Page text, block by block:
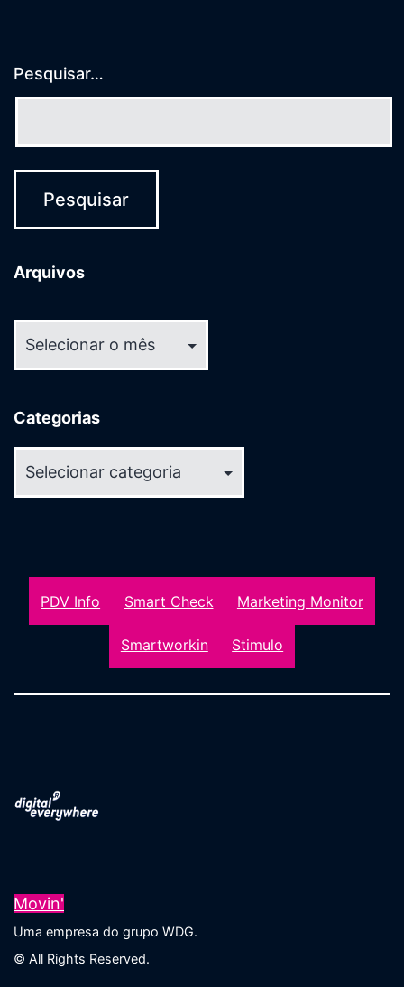
Pesquisar…
Arquivos
Categorias
PDV Info Smart Check Marketing Monitor
Smartworkin Stimulo
Movin'
Uma empresa do grupo WDG.
© All Rights Reserved.